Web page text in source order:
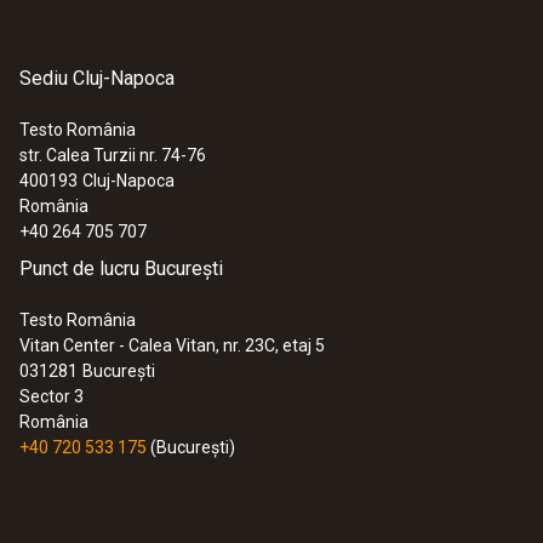
Sediu Cluj-Napoca
Testo România
str. Calea Turzii nr. 74-76
400193 Cluj-Napoca
România
+40 264 705 707
Punct de lucru București
Testo România
Vitan Center - Calea Vitan, nr. 23C, etaj 5
031281 București
Sector 3
România
+40 720 533 175 (București)